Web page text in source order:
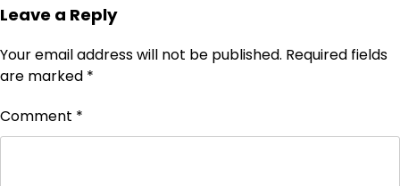
Leave a Reply
Your email address will not be published. Required fields
are marked *
Comment *